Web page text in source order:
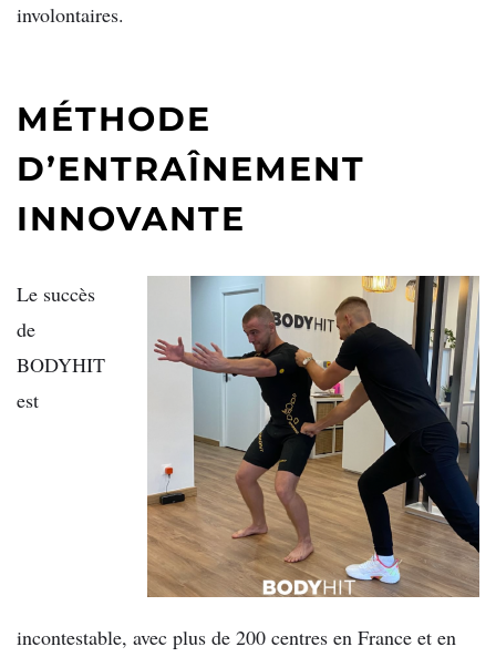
involontaires.
MÉTHODE
D’ENTRAÎNEMENT
INNOVANTE
Le succès
de
BODYHIT
est
incontestable, avec plus de 200 centres en France et en